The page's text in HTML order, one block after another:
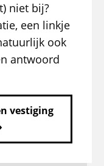
niet bij?
een linkje
ook
antwoord
vestiging